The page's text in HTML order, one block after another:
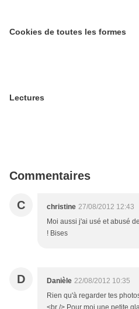
Cookies de toutes les formes
Lectures
Commentaires
C christine 27/08/2012 12:43
Moi aussi j'ai usé et abusé
! Bises
D Danièle 22/08/2012 10:35
Rien qu'à regarder tes
<br /> Pour moi une petite